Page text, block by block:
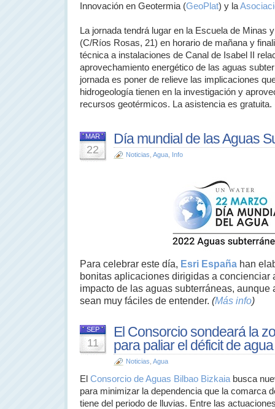
Innovación en Geotermia (GeoPlat) y la
La jornada tendrá lugar en la Escuela de Minas
(C/Ríos Rosas, 21) en horario de mañana y
técnica a instalaciones de Canal de Isabel II
aprovechamiento energético de las aguas
jornada es poner de relieve las implicaciones
hidrogeología tienen en la investigación y
recursos geotérmicos. La asistencia es gratuita.
MAR
22
Día mundial de las Aguas
Noticias Agua Info
Para celebrar este día, Esri España han
bonitas aplicaciones dirigidas a concienciar
impacto de las aguas subterráneas, aunque
sean muy fáciles de entender. (Más info)
SEP
11
El Consorcio sondeará la
para paliar el déficit de
Noticias Agua
El Consorcio de Aguas Bilbao Bizkaia busca
para minimizar la dependencia que la comarca
tiene del periodo de lluvias. Entre las